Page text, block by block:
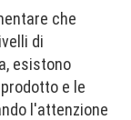
che
di
esistono
e le
l'attenzione